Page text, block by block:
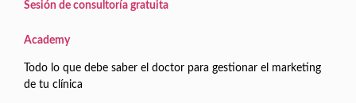
Sesión de consultoría gratuita
Academy
Todo lo que debe saber el doctor para gestionar el marketing
de tu clínica